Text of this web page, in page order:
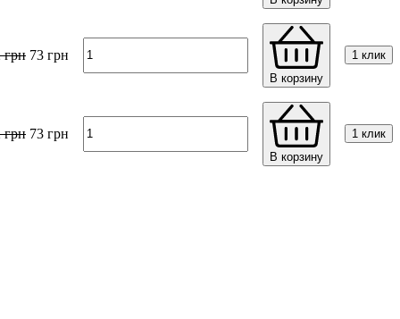
грн 73 грн
В корзину
1 клик
грн 73 грн
В корзину
1 клик